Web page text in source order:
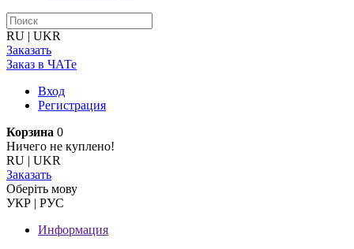
RU | UKR
Заказать
Заказ в ЧАТе
Вход
Регистрация
Корзина 0
Ничего не куплено!
RU | UKR
Заказать
Оберiть мову
УКР | РУС
Информация